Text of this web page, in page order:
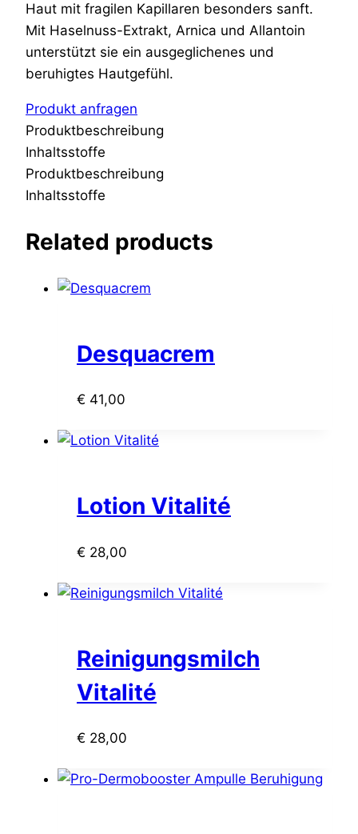
Haut mit fragilen Kapillaren besonders sanft.
Mit Haselnuss-Extrakt, Arnica und Allantoin
unterstützt sie ein ausgeglichenes und
beruhigtes Hautgefühl.
Produkt anfragen
Produktbeschreibung
Inhaltsstoffe
Produktbeschreibung
Inhaltsstoffe
Related products
Desquacrem
€ 41,00
Lotion Vitalité
€ 28,00
Reinigungsmilch
Vitalité
€ 28,00